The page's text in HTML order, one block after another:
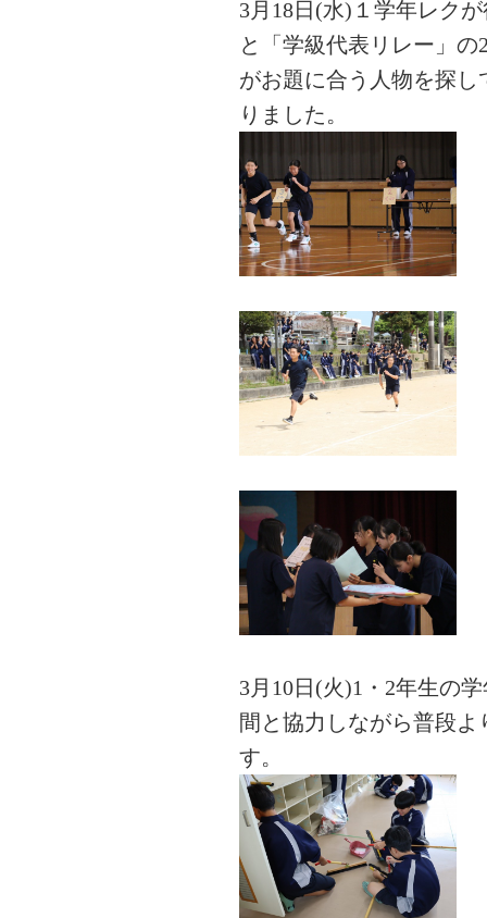
3月18日(水)１学年レク
と「学級代表リレー」
がお題に合う人物を探
りました。
3月10日(火)1・2年生の
間と協力しながら普段
す。